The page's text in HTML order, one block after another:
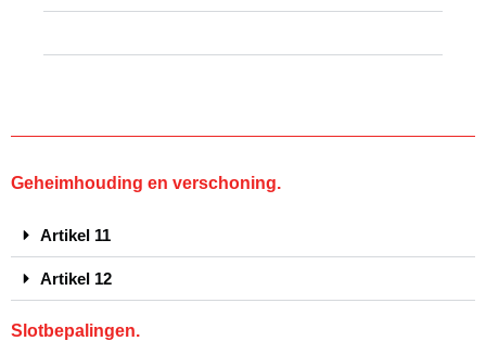
Geheimhouding en verschoning.
Artikel 11
Artikel 12
Slotbepalingen.